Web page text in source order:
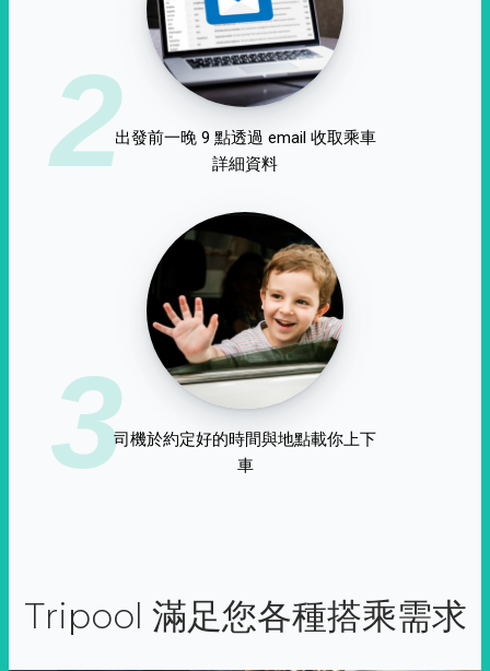
2出發前一晚 9 點透過 email 收取乘車
詳細資料
3司機於約定好的時間與地點載你上下
車
Tripool 滿足您各種搭乘需求